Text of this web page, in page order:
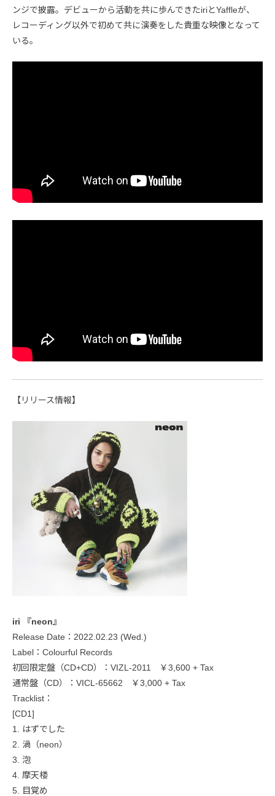
ンジで披露。デビューから活動を共に歩んできたiriとYaffleが、
レコーディング以外で初めて共に演奏をした貴重な映像となって
いる。
【リリース情報】
iri 『neon』
Release Date：2022.02.23 (Wed.)
Label：Colourful Records
初回限定盤（CD+CD）：VIZL-2011 ￥3,600 + Tax
通常盤（CD）：VICL-65662 ￥3,000 + Tax
Tracklist：
[CD1]
1. はずでした
2. 渦（neon）
3. 泡
4. 摩天楼
5. 目覚め